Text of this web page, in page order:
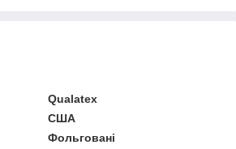
Qualatex
США
Фольговані